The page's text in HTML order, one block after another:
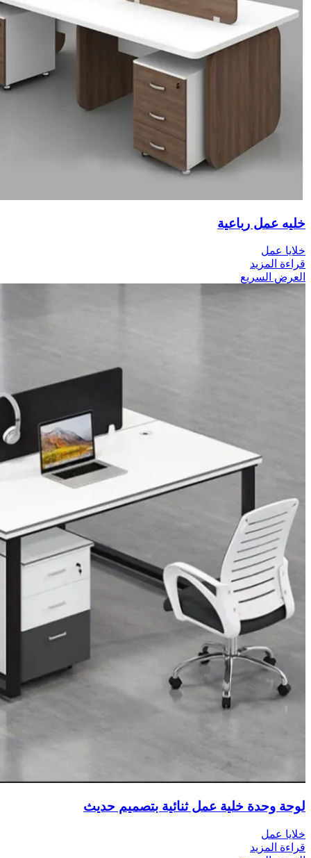
خليه عمل رباعية
خلايا عمل
قراءة المزيد
العرض السريع
لوحة وحدة خلية عمل ثنائية بتصميم حديث
خلايا عمل
قراءة المزيد